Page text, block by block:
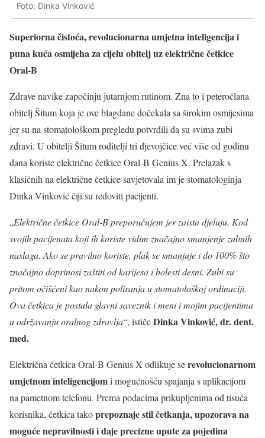
Foto: Dinka Vinković
Superiorna čistoća, revolucionarna umjetna inteligencija i
puna kuća osmijehaza cijelu obitelj uz električne četkice
Oral-B
Zdrave navike započinju jutarnjom rutinom. Zna to i peteročlana
obitelj Šitum koja je ove blagdane dočekala sa širokim osmijesima
jer su na stomatološkom pregledu potvrdili da su svima zubi
zdravi. U obitelji Šitum roditelji tri djevojčice već više od godinu
dana koriste električne četkice Oral-B Genius X. Prelazak s
klasičnih na električne četkice savjetovala im je stomatologinja
Dinka Vinković čiji su redoviti pacijenti.
„Električne četkice Oral-B preporučujem jer zaista djeluju. Kod
svojih pacijenata koji ih koriste vidim značajno smanjenje zubnih
naslaga. Ako se pravilno koriste, plak se smanjuje i do 100% što
značajno doprinosi zaštiti od karijesa i bolesti desni. Zubi su
pritom očišćeni kao nakon poliranja u stomatološkoj ordinaciji.
Ova četkica je postala glavni saveznik i meni i mojim pacijentima
u održavanju oralnog zdravlja“, ističeDinka Vinković, dr. dent.
med.
Električna četkica Oral-B Genius X odlikuje serevolucionarnom
umjetnom inteligencijomi mogućnošću spajanja s aplikacijom
na pametnom telefonu. Prema podacima prikupljenima od tisuća
korisnika, četkica takoprepoznaje stil četkanja, upozorava na
moguće nepravilnosti i daje precizne upute za pojedina